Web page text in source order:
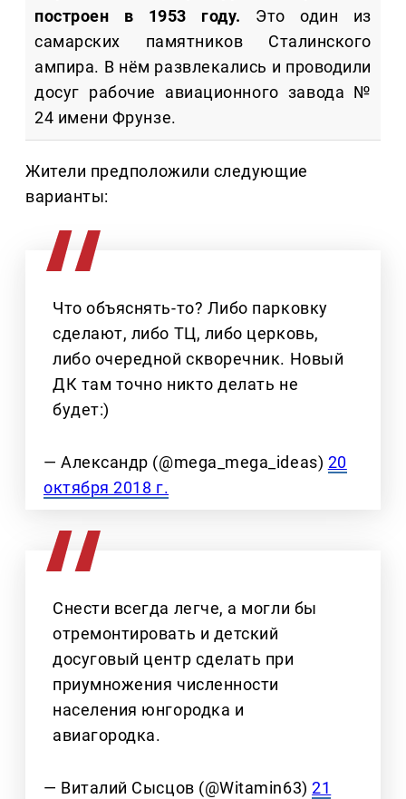
построен в 1953 году. Это один из
самарских памятников Сталинского
ампира. В нём развлекались и проводили
досуг рабочие авиационного завода №
24 имени Фрунзе.
Жители предположили следующие
варианты:
Что объяснять-то? Либо парковку
сделают, либо ТЦ, либо церковь,
либо очередной скворечник. Новый
ДК там точно никто делать не
будет:)
— Александр (@mega_mega_ideas) 20
октября 2018 г.
Снести всегда легче, а могли бы
отремонтировать и детский
досуговый центр сделать при
приумножения численности
населения юнгородка и
авиагородка.
— Виталий Сысцов (@Witamin63)21